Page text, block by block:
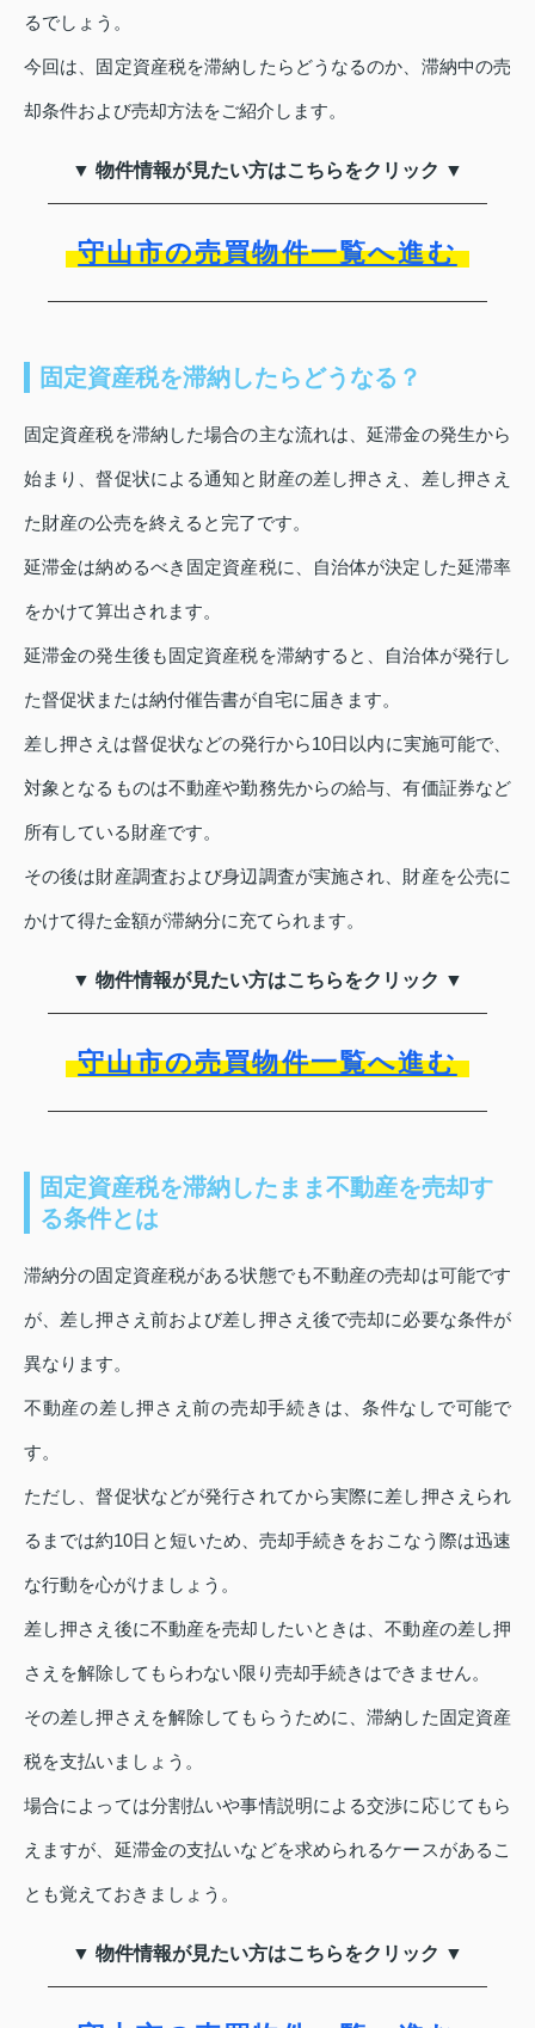
るでしょう。
今回は、固定資産税を滞納したらどうなるのか、滞納中の売
却条件および売却方法をご紹介します。
▼ 物件情報が見たい方はこちらをクリック ▼
守山市の売買物件一覧へ進む
固定資産税を滞納したらどうなる？
固定資産税を滞納した場合の主な流れは、延滞金の発生から
始まり、督促状による通知と財産の差し押さえ、差し押さえ
た財産の公売を終えると完了です。
延滞金は納めるべき固定資産税に、自治体が決定した延滞率
をかけて算出されます。
延滞金の発生後も固定資産税を滞納すると、自治体が発行し
た督促状または納付催告書が自宅に届きます。
差し押さえは督促状などの発行から10日以内に実施可能で、
対象となるものは不動産や勤務先からの給与、有価証券など
所有している財産です。
その後は財産調査および身辺調査が実施され、財産を公売に
かけて得た金額が滞納分に充てられます。
▼ 物件情報が見たい方はこちらをクリック ▼
守山市の売買物件一覧へ進む
固定資産税を滞納したまま不動産を売却す
る条件とは
滞納分の固定資産税がある状態でも不動産の売却は可能です
が、差し押さえ前および差し押さえ後で売却に必要な条件が
異なります。
不動産の差し押さえ前の売却手続きは、条件なしで可能で
す。
ただし、督促状などが発行されてから実際に差し押さえられ
るまでは約10日と短いため、売却手続きをおこなう際は迅速
な行動を心がけましょう。
差し押さえ後に不動産を売却したいときは、不動産の差し押
さえを解除してもらわない限り売却手続きはできません。
その差し押さえを解除してもらうために、滞納した固定資産
税を支払いましょう。
場合によっては分割払いや事情説明による交渉に応じてもら
えますが、延滞金の支払いなどを求められるケースがあるこ
とも覚えておきましょう。
▼ 物件情報が見たい方はこちらをクリック ▼